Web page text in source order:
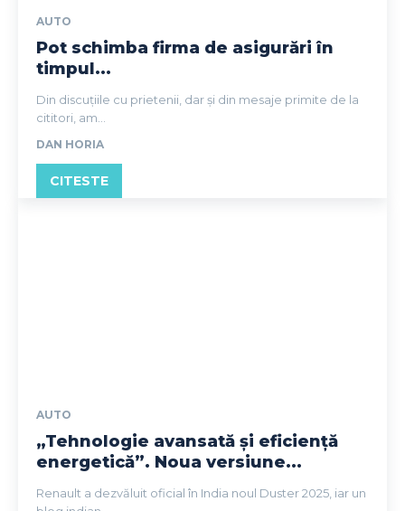
AUTO
Pot schimba firma de asigurări în
timpul...
Din discuțiile cu prietenii, dar și din mesaje primite de la
cititori, am...
DAN HORIA
CITESTE
AUTO
„Tehnologie avansată și eficiență
energetică”. Noua versiune...
Renault a dezvăluit oficial în India noul Duster 2025, iar un